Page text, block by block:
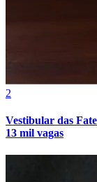
2
Vestibular das
13 mil vagas